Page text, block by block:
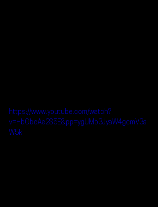
https://www.youtube.com/watch?
v=HbObcAe2S5E&pp=ygUMb3JyaW4gcmV3a
W5k